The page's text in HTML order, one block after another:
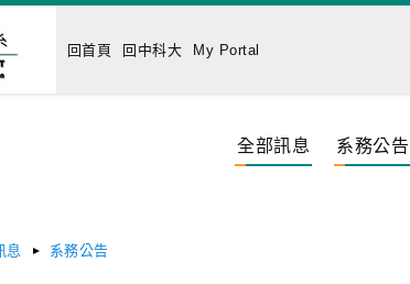
回首頁 回中科大 My Portal
全部訊息 系務公告
息 系務公告